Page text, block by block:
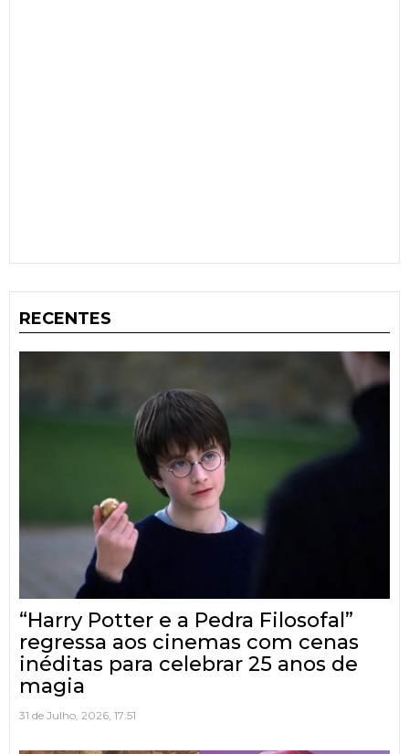
RECENTES
“Harry Potter e a Pedra Filosofal”
regressa aos cinemas com cenas
inéditas para celebrar 25 anos de
magia
31 de Julho, 2026, 17:51